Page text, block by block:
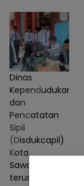
Dinas
Kependudukan
dan
Pencatatan
Sipil
(Disdukcapil)
Kota
Sawahlunto
terus